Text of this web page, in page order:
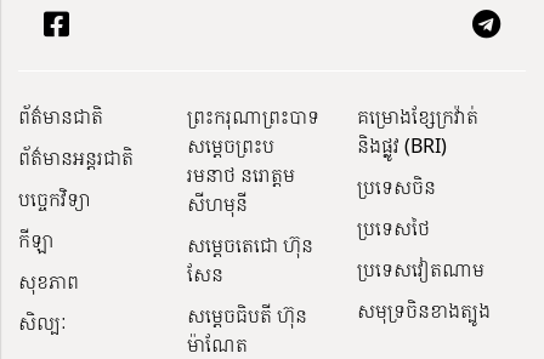
ព័ត៌មានជាតិ
ព័ត៌មានអន្តរជាតិ
បច្ចេកវិទ្យា
កីឡា
សុខភាព
សិល្បៈ
ព្រះករុណាព្រះបាទ
សម្តេចព្រះប
រមនាថ នរោត្តម
សីហមុនី
សម្តេចតេជោ ហ៊ុន
សែន
សម្ដេចធិបតី ហ៊ុន
ម៉ាណែត
គម្រោងខ្សែក្រវ៉ាត់
និងផ្លូវ (BRI)
ប្រទេសចិន
ប្រទេសថៃ
ប្រទេសវៀតណាម
សមុទ្រចិនខាងត្បូង